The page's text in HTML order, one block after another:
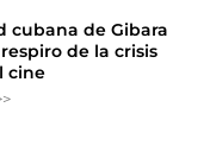
cubana de Gibara
de la crisis
cine